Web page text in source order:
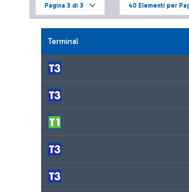
Pagina 3 di 3 40 Elementi per
Terminal